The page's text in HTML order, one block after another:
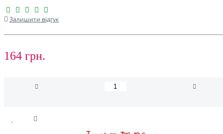
Залишити відгук
164 грн.